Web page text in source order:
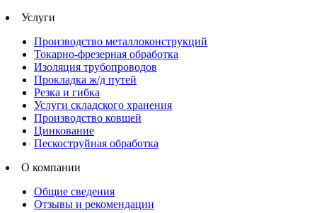
Услуги
Производство металлоконструкций
Токарно-фрезерная обработка
Изоляция трубопроводов
Прокладка ж/д путей
Резка и гибка
Услуги складского хранения
Производство ковшей
Цинкование
Пескоструйная обработка
О компании
Общие сведения
Отзывы и рекомендации